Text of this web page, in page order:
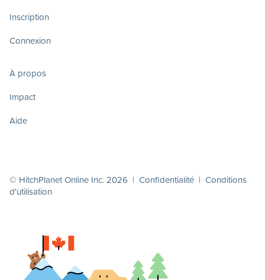
Inscription
Connexion
À propos
Impact
Aide
© HitchPlanet Online Inc. 2026 | Confidentialité | Conditions
d'utilisation